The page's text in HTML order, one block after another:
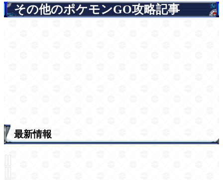
その他のポケモンGO攻略記事
最新情報